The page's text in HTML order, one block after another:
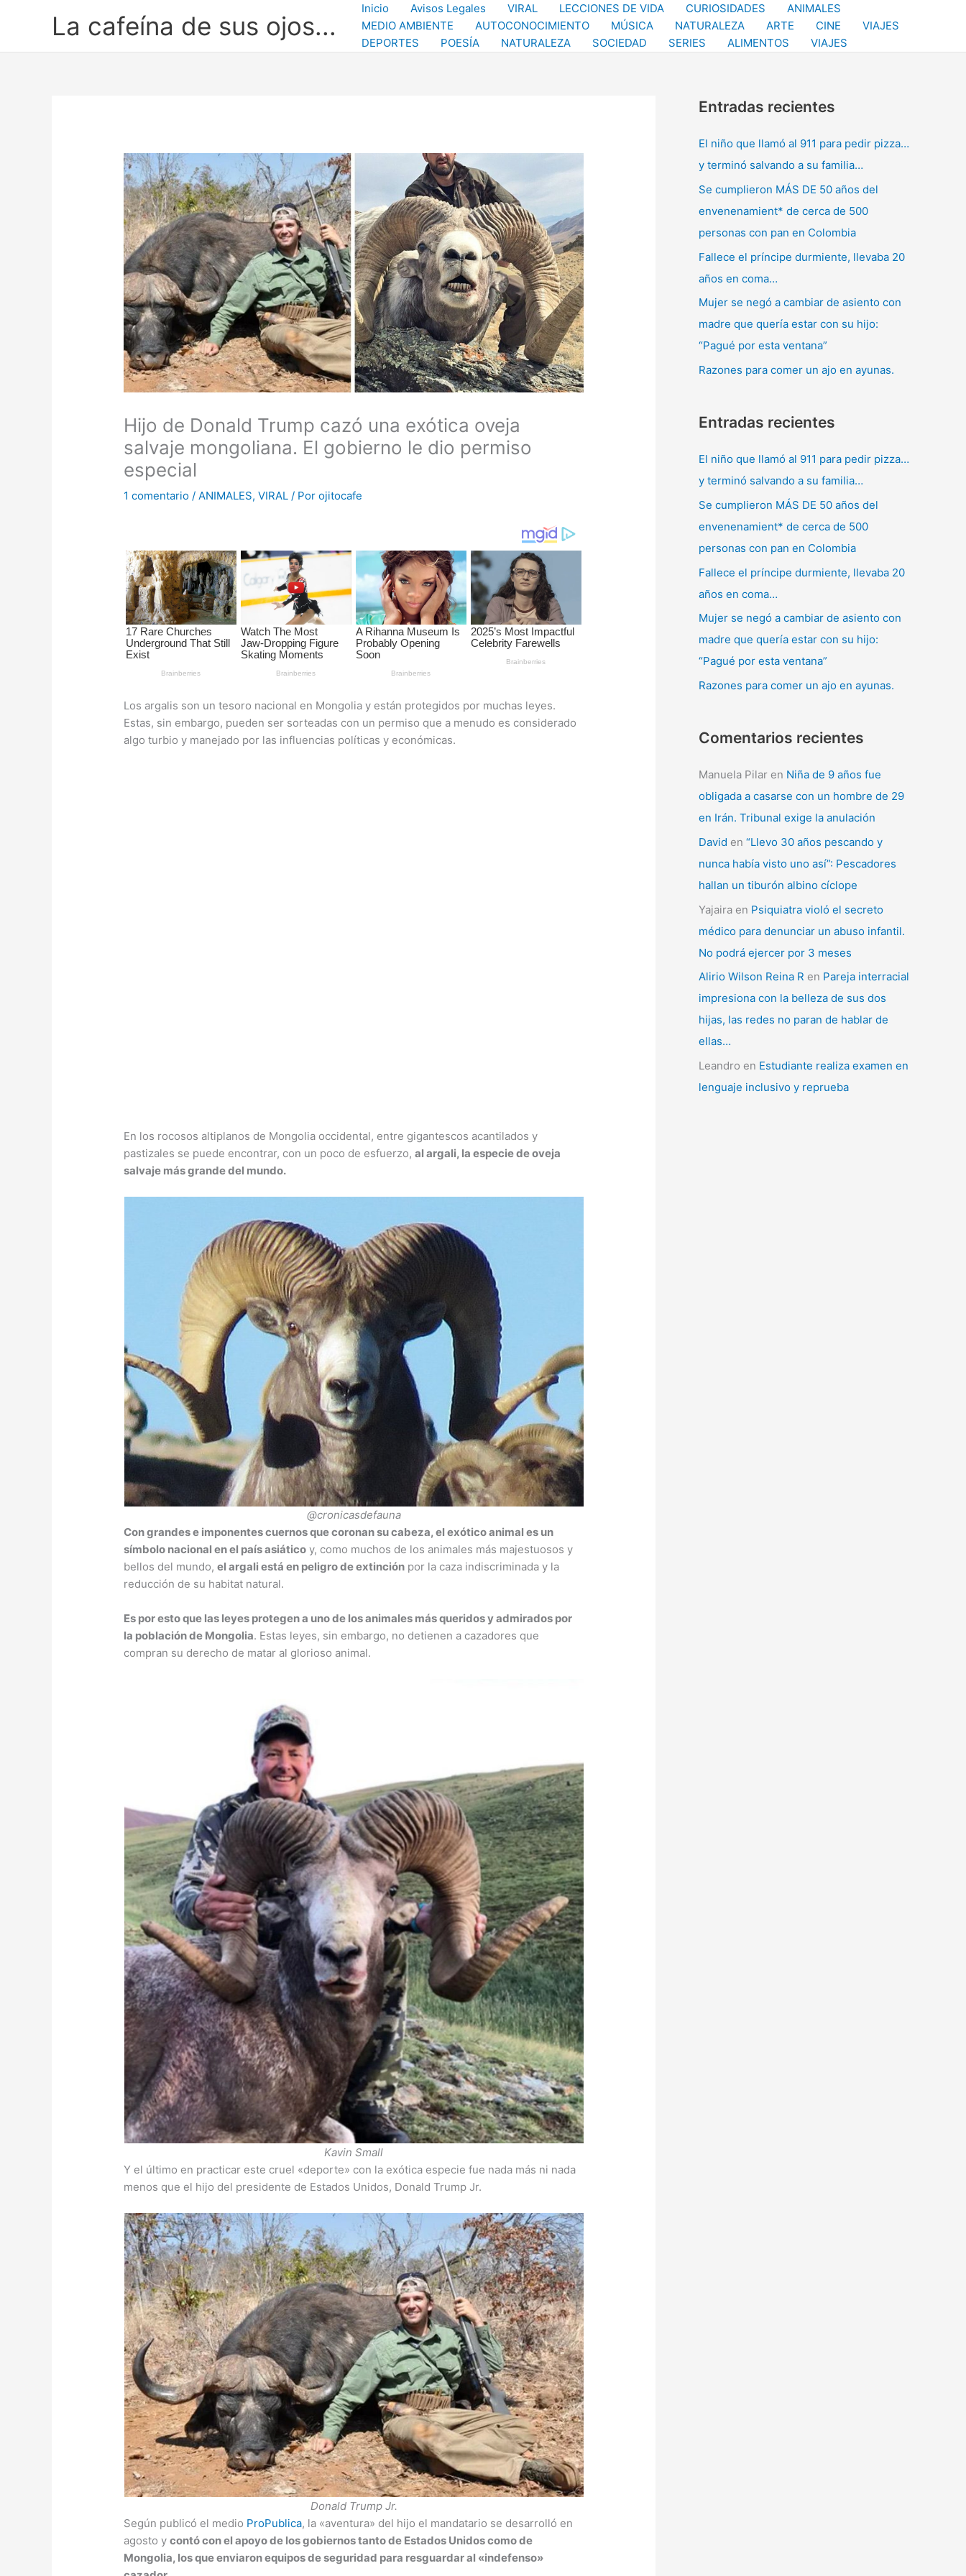
La cafeína de sus ojos...
Inicio Avisos Legales VIRAL LECCIONES DE VIDA CURIOSIDADES
ANIMALES
MEDIO AMBIENTE
AUTOCONOCIMIENTO MÚSICA NATURALEZA ARTE CINE
VIAJES
DEPORTES
POESÍA NATURALEZA SOCIEDAD SERIES ALIMENTOS VIAJES
Hijo de Donald Trump cazó una exótica oveja
salvaje mongoliana. El gobierno le dio permiso
especial
1 comentario /ANIMALES,VIRAL / Porojitocafe
Los argalis son un tesoro nacional en Mongolia y están protegidos por muchas leyes.
Estas, sin embargo, pueden ser sorteadas con un permiso que a menudo es considerado
algo turbio y manejado por las influencias políticas y económicas.
En los rocosos altiplanos de Mongolia occidental, entre gigantescos acantilados y
pastizales se puede encontrar, con un poco de esfuerzo,al argali, la especie de oveja
salvaje más grande del mundo.
@cronicasdefauna
Con grandes e imponentes cuernos que coronan su cabeza, el exótico animal es un
símbolo nacional en el país asiático y, como muchos de los animales más majestuosos y
bellos del mundo,el argali está en peligro de extinción por la caza indiscriminada y la
reducción de su habitat natural.
Es por esto que las leyes protegen a uno de los animales más queridos y admirados por
la población de Mongolia. Estas leyes, sin embargo, no detienen a cazadores que
compran su derecho de matar al glorioso animal.
Kavin Small
Y el último en practicar este cruel «deporte» con la exótica especie fue nada más ni nada
menos que el hijo del presidente de Estados Unidos, Donald Trump Jr.
Donald Trump Jr.
Según publicó el medio ProPublica, la «aventura» del hijo el mandatario se desarrolló en
agosto ycontó con el apoyo de los gobiernos tanto de Estados Unidos como de
Mongolia, los que enviaron equipos de seguridad para resguardar al «indefenso»
Entradas recientes
El niño que llamó al 911 para pedir pizza…
y terminó salvando a su familia…
Se cumplieron MÁS DE 50 años del
envenenamient* de cerca de 500
personas con pan en Colombia
Fallece el príncipe durmiente, llevaba 20
años en coma…
Mujer se negó a cambiar de asiento con
madre que quería estar con su hijo:
“Pagué por esta ventana”
Razones para comer un ajo en ayunas.
Entradas recientes
El niño que llamó al 911 para pedir pizza…
y terminó salvando a su familia…
Se cumplieron MÁS DE 50 años del
envenenamient* de cerca de 500
personas con pan en Colombia
Fallece el príncipe durmiente, llevaba 20
años en coma…
Mujer se negó a cambiar de asiento con
madre que quería estar con su hijo:
“Pagué por esta ventana”
Razones para comer un ajo en ayunas.
Comentarios recientes
Manuela Pilar en Niña de 9 años fue
obligada a casarse con un hombre de 29
en Irán. Tribunal exige la anulación
David en “Llevo 30 años pescando y
nunca había visto uno así”: Pescadores
hallan un tiburón albino cíclope
Yajaira en Psiquiatra violó el secreto
médico para denunciar un abuso infantil.
No podrá ejercer por 3 meses
Alirio Wilson Reina R en Pareja interracial
impresiona con la belleza de sus dos
hijas, las redes no paran de hablar de
ellas…
Leandro en Estudiante realiza examen en
lenguaje inclusivo y reprueba